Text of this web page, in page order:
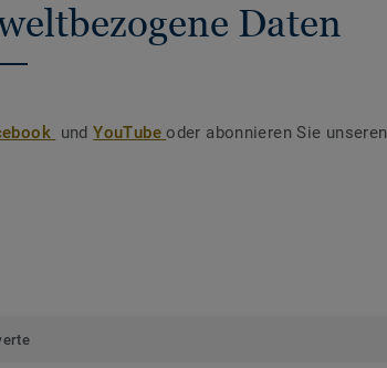
Daten
undYouTubeoder abonnieren Sie unseren